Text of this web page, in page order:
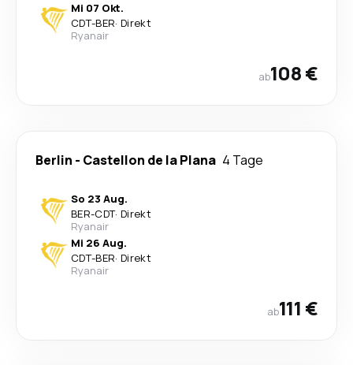
Mi 07 Okt.
CDT-BER· Direkt
Ryanair
ab108 €
Berlin - Castellon de la Plana 4 Tage
So 23 Aug.
BER-CDT· Direkt
Ryanair
Mi 26 Aug.
CDT-BER· Direkt
Ryanair
ab111 €